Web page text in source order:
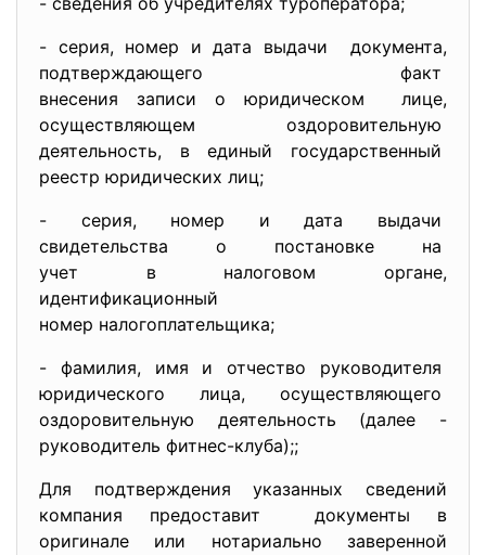
- серия, номер и дата выдачи документа,
подтверждающего факт
внесения записи о юридическом лице,
осуществляющем оздоровительную
деятельность, в единый государственный
реестр юридических лиц;
- серия, номер и дата выдачи
свидетельства о постановке на
учет в налоговом органе,
идентификационный
номер налогоплательщика;
- фамилия, имя и отчество руководителя
юридического лица, осуществляющего
оздоровительную деятельность (далее -
руководитель фитнес-клуба);;
Для подтверждения указанных сведений
компания предоставит документы в
оригинале или нотариально заверенной